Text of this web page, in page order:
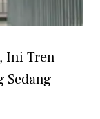
Ini Tren
Sedang